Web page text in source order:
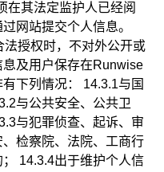
在其法定监护人已经阅
网站提交个人信息。
授权时，不对外公开或
及用户保存在Runwise
下列情况： 14.3.1与国
与公共安全、公共卫
与犯罪侦查、起诉、审
检察院、法院、工商行
14.3.4出于维护个人信